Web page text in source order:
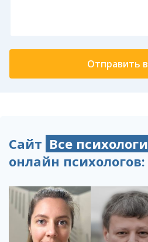
Сайт Все психологи
онлайн психологов: